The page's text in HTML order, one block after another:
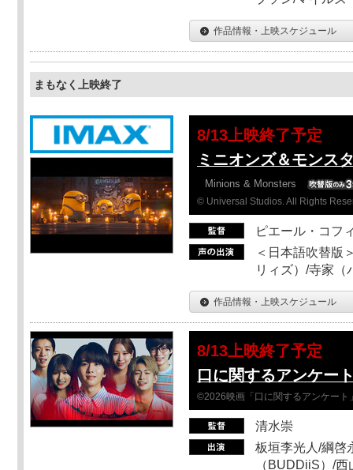
作品情報・上映スケジュール
まもなく上映終了
8/13上映終了予定
ミニオンズ＆モンス
Minions & Monsters
© Universal Studios. All Rights
ピエール・コフ
＜日本語吹替版
リィズ）/寺家（
作品情報・上映スケジュール
8/13上映終了予定
口に関するアンケー
©2026映画「口に関するアンケート
清水崇
板垣李光人/綱啓
（BUDDiiS）/